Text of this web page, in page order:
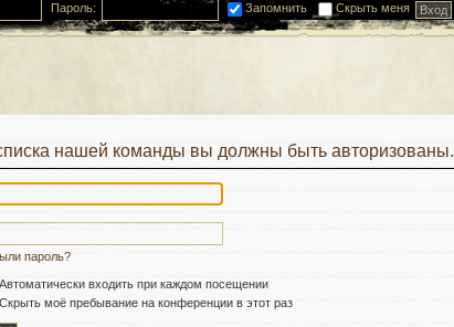
Пароль: Запомнить Скрыть меня
нашей команды вы должны быть авторизованы.
пароль?
Автоматически входить при каждом посещении
Скрыть моё пребывание на конференции в этот раз